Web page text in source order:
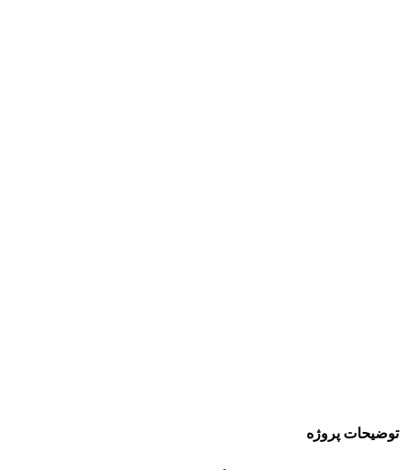
توضیحات پروژه